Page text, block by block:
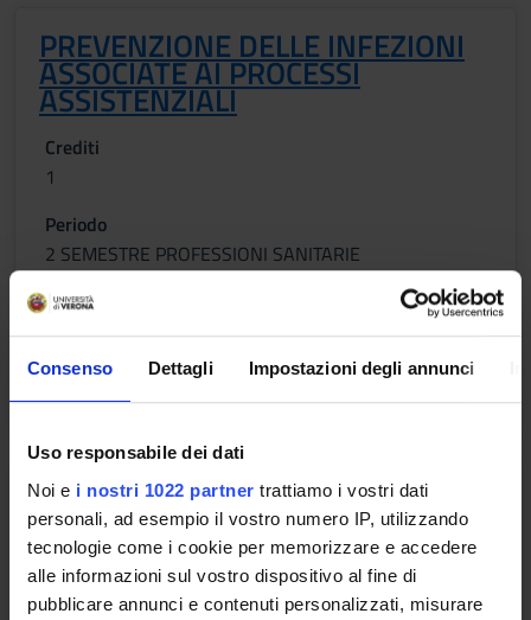
Consenso Dettagli Impostazioni degli annunci
Uso responsabile dei dati
Noi e i nostri 1022 partner trattiamo i vostri dati
personali, ad esempio il vostro numero IP, utilizzando
tecnologie come i cookie per memorizzare e accedere
alle informazioni sul vostro dispositivo al fine di
pubblicare annunci e contenuti personalizzati, misurare
PREVENZIONE DELLE INFEZIONI
ASSOCIATE AI PROCESSI
ASSISTENZIALI
Crediti
1
Periodo
2 SEMESTRE PROFESSIONI SANITARIE
Docenti
Giacomo Sebastiano Canova
MALATTIE INFETTIVE
Crediti
1